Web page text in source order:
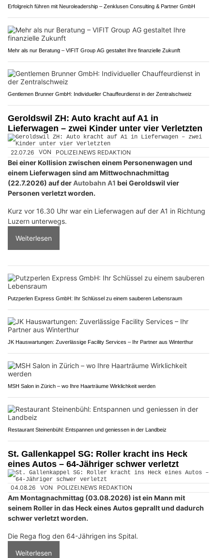
Erfolgreich führen mit Neuroleadership – Zenklusen Consulting & Partner GmbH
Mehr als nur Beratung – VIFIT Group AG gestaltet Ihre finanzielle Zukunft
Gentlemen Brunner GmbH: Individueller Chauffeurdienst in der Zentralschweiz
Geroldswil ZH: Auto kracht auf A1 in
Lieferwagen – zwei Kinder unter vier Verletzten
22.07.26 VON POLIZEI.NEWS REDAKTION
Bei einer Kollision zwischen einem Personenwagen und
einem Lieferwagen sind am Mittwochnachmittag
(22.7.2026) auf derAutobahn A1 bei Geroldswil vier
Personen verletzt worden.
Kurz vor 16.30 Uhr war ein Lieferwagen auf der A1 in Richtung
Luzern unterwegs.
Weiterlesen
Putzperlen Express GmbH: Ihr Schlüssel zu einem sauberen Lebensraum
JK Hauswartungen: Zuverlässige Facility Services – Ihr Partner aus Winterthur
MSH Salon in Zürich – wo Ihre Haarträume Wirklichkeit werden
Restaurant Steinenbühl: Entspannen und geniessen in der Landbeiz
St. Gallenkappel SG: Roller kracht ins Heck
eines Autos – 64-Jähriger schwer verletzt
04.08.26 VON POLIZEI.NEWS REDAKTION
Am Montagnachmittag (03.08.2026) ist ein Mann mit
seinem Roller in das Heck eines Autos geprallt und dadurch
schwer verletzt worden.
Die Rega flog den 64-Jährigen ins Spital.
Weiterlesen